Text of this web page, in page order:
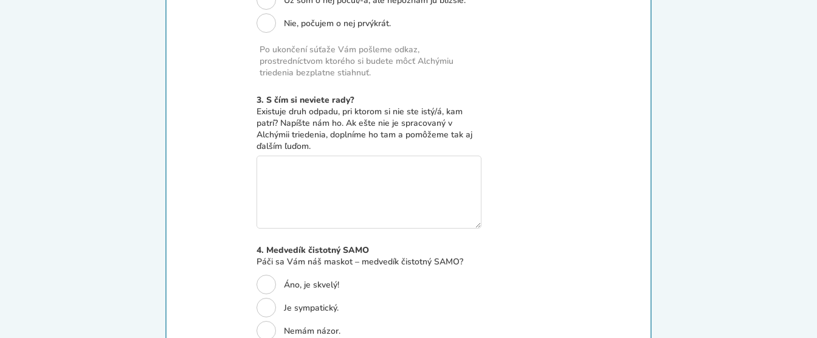
Nie, počujem o nej prvýkrát.
Po ukončení súťaže Vám pošleme odkaz,
prostredníctvom ktorého si budete môcť Alchýmiu
triedenia bezplatne stiahnuť.
3. S čím si neviete rady?
Existuje druh odpadu, pri ktorom si nie ste istý/á, kam
patrí? Napíšte nám ho. Ak ešte nie je spracovaný v
Alchýmii triedenia, doplníme ho tam a pomôžeme tak aj
ďalším ľuďom.
4. Medvedík čistotný SAMO
Páči sa Vám náš maskot – medvedík čistotný SAMO?
Áno, je skvelý!
Je sympatický.
Nemám názor.